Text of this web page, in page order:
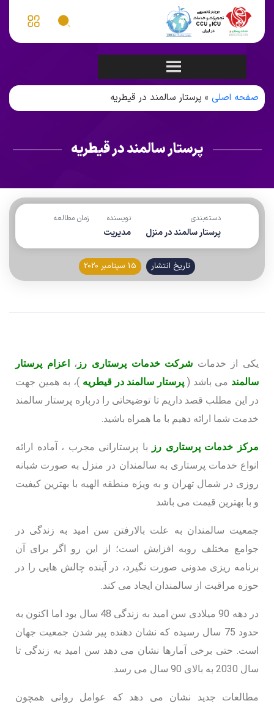
صفحه اصلی » پرستار سالمند در قیطریه
پرستار سالمند در قیطریه
دسته‌بندی
پرستار سالمند در منزل
نویسنده
مدیریت
زمان مطالعه
تاریخ انتشار 15 سپتامبر 2020
یکی از خدمات شرکت خدمات پرستاری رز ،اعزام پرستار
سالمند می باشد ( پرستار سالمند در قیطریه )، به همین جهت
در این مطلب قصد داریم تا توضیحاتی را درباره پرستار سالمند
خدمت شما ارائه دهیم با ما همراه باشید.
مرکز خدمات پرستاری رز با پرستارانی مجرب ، آماده ارائه
انواع خدمات پرستاری به سالمندان در منزل به صورت شبانه
روزی در شمال تهران و به ویژه منطقه الهیه با بهترین کیفیت
و با بهترین قیمت می باشد
جمعیت سالمندان به علت بالارفتن سن امید به زندگی در
جوامع مختلف روبه افزایش است؛ از این رو اگر برای آن
برنامه ریزی مدونی صورت نگیرد، در آینده چالش هایی را در
حوزه مراقبت از سالمندان ایجاد می کند.
در دهه 90 میلادی سن امید به زندگی 48 سال بود اما اکنون به
حدود 75 سال رسیده که نشان دهنده پیر شدن جمعیت جهان
است. حتی برخی آمارها نشان می دهد سن امید به زندگی تا
سال 2030 به بالای 90 سال می رسد.
مطالعات جدید نشان می دهد که عوامل روانی همچون